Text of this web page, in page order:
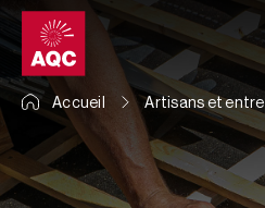
Panneau de gestion des cookies
Accueil Artisans et